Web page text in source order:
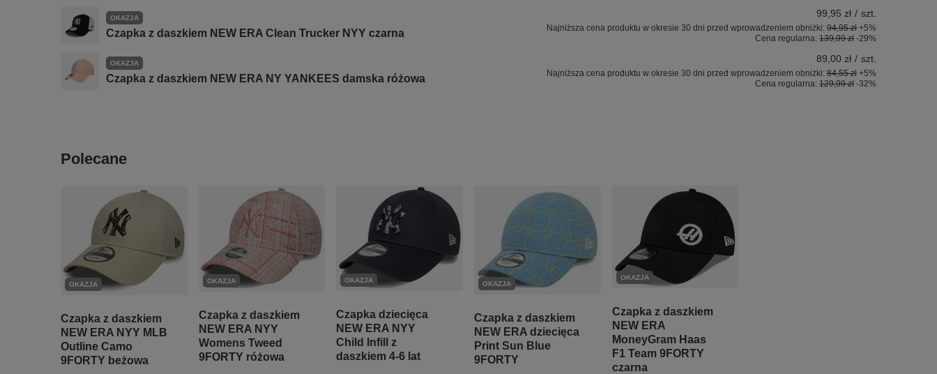
OKAZJA
Czapka z daszkiem NEW ERA Clean Trucker NYY czarna
99,95 zł / szt.
Najniższa cena produktu w okresie 30 dni przed wprowadzeniem obniżki: 94,95 zł +5%
Cena regularna: 139,99 zł -29%
OKAZJA
Czapka z daszkiem NEW ERA NY YANKEES damska różowa
89,00 zł / szt.
Najniższa cena produktu w okresie 30 dni przed wprowadzeniem obniżki: 84,55 zł +5%
Cena regularna: 129,99 zł -32%
Polecane
OKAZJA
Czapka z daszkiem
NEW ERA NYY MLB
Outline Camo
9FORTY beżowa
OKAZJA
Czapka z daszkiem
NEW ERA NYY
Womens Tweed
9FORTY różowa
OKAZJA
Czapka dziecięca
NEW ERA NYY
Child Infill z
daszkiem 4-6 lat
OKAZJA
Czapka z daszkiem
NEW ERA dziecięca
Print Sun Blue
9FORTY
OKAZJA
Czapka z daszkiem
NEW ERA
MoneyGram Haas
F1 Team 9FORTY
czarna